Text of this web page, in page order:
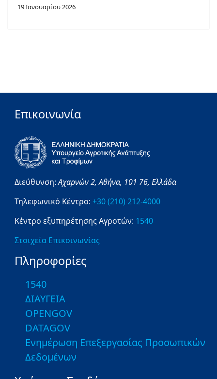
19 Ιανουαρίου 2026
Επικοινωνία
Διεύθυνση:Αχαρνών 2,Αθήνα, 101 76, Ελλάδα
Τηλεφωνικό Κέντρο: +30 (210) 212-4000
Κέντρο εξυπηρέτησης Αγροτών: 1540
Στοιχεία Επικοινωνίας
Πληροφορίες
1540
ΔΙΑΥΓΕΙΑ
OPENGOV
DATAGOV
Ενημέρωση Επεξεργασίας Προσωπικών
Δεδομένων